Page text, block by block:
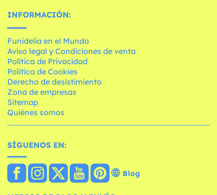
INFORMACIÓN:
Funidelia en el Mundo
Aviso legal y Condiciones de venta
Política de Privacidad
Política de Cookies
Derecho de desistimiento
Zona de empresas
Sitemap
Quiénes somos
SÍGUENOS EN:
Blog